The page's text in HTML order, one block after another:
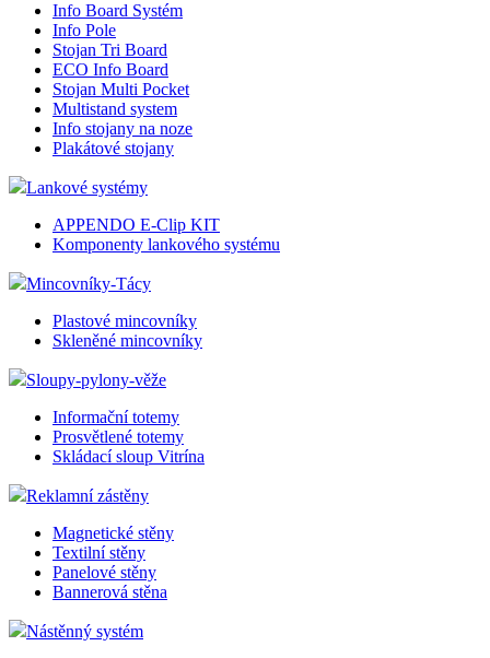
Info Board Systém
Info Pole
Stojan Tri Board
ECO Info Board
Stojan Multi Pocket
Multistand system
Info stojany na noze
Plakátové stojany
Lankové systémy
APPENDO E-Clip KIT
Komponenty lankového systému
Mincovníky-Tácy
Plastové mincovníky
Skleněné mincovníky
Sloupy-pylony-věže
Informační totemy
Prosvětlené totemy
Skládací sloup Vitrína
Reklamní zástěny
Magnetické stěny
Textilní stěny
Panelové stěny
Bannerová stěna
Nástěnný systém